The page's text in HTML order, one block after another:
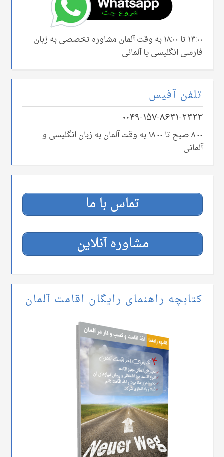
۱۳:۰۰ تا ۱۸:۰۰ به وقت آلمان مشاوره تخصصی به زبان
فارسی انگلیسی یا آلمانی
تلفن آفیس
۰۰۴۹-۱۵۷-۸۶۳۱-۲۳۲۳
۸:۰۰ صبح تا ۱۸:۰۰ به وقت آلمان به زبان انگلیسی و
آلمانی
تماس با ما
مشاوره آنلاین
کتابچه راهنمای رایگان اقامت آلمان